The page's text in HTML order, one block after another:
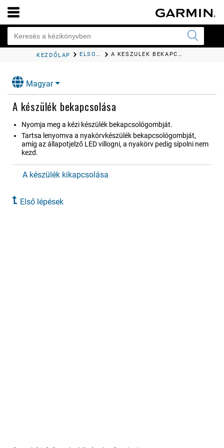
KEZDŐLAP ELSŐ LÉPÉSEK A KÉSZÜLÉK BEKAPCSOLÁSA
Magyar
A készülék bekapcsolása
Nyomja meg a kézi készülék bekapcsológombját.
Tartsa lenyomva a nyakörvkészülék bekapcsológombját,
amíg az állapotjelző LED villogni, a nyakörv pedig sípolni nem
kezd.
A készülék kikapcsolása
Első lépések